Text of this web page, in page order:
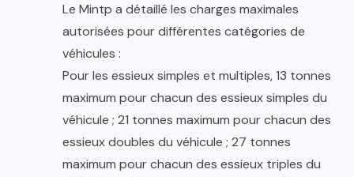
Le Mintp a détaillé les charges maximales
autorisées pour différentes catégories de
véhicules :
Pour les essieux simples et multiples, 13 tonnes
maximum pour chacun des essieux simples du
véhicule ; 21 tonnes maximum pour chacun des
essieux doubles du véhicule ; 27 tonnes
maximum pour chacun des essieux triples du